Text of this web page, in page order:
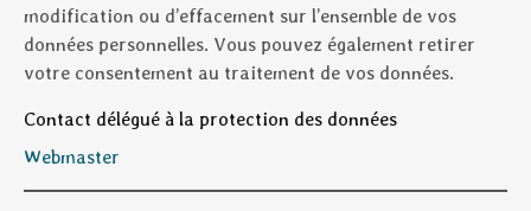
modification ou d’effacement sur l’ensemble de vos
données personnelles. Vous pouvez également retirer
votre consentement au traitement de vos données.
Contact délégué à la protection des données
Webmaster